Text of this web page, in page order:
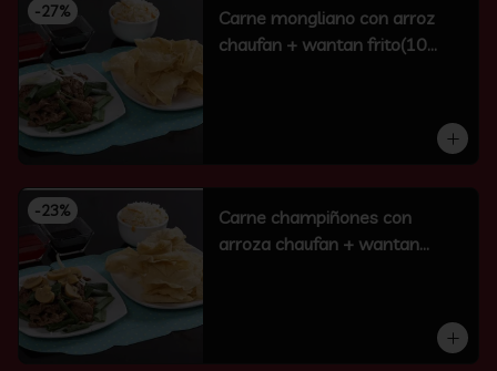
-27%
Carne mongliano con arroz
chaufan + wantan frito(10
-23%
Carne champiñones con
arroza chaufan + wantan